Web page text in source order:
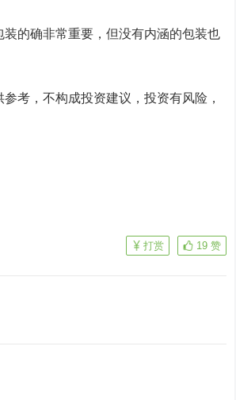
的确非常重要，但没有内涵的包装也
，不构成投资建议，投资有风险，
19 赞
打赏